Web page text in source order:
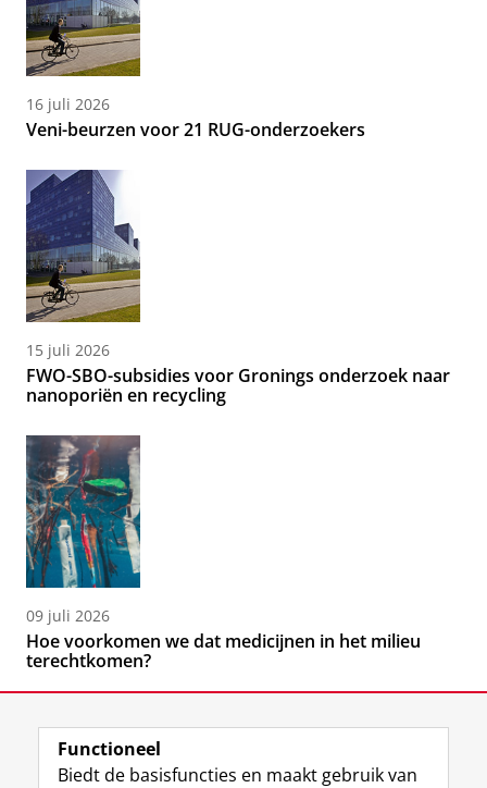
16 juli 2026
Veni-beurzen voor 21 RUG-onderzoekers
15 juli 2026
FWO-SBO-subsidies voor Gronings onderzoek naar
nanoporiën en recycling
09 juli 2026
Hoe voorkomen we dat medicijnen in het milieu
terechtkomen?
Functioneel
Biedt de basisfuncties en maakt gebruik van